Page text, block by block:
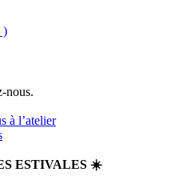
)
nous.
à l’atelier
ESTIVALES ☀️